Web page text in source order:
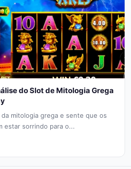
do Slot de Mitologia Grega
mitologia grega e sente que os
estar sorrindo para o...